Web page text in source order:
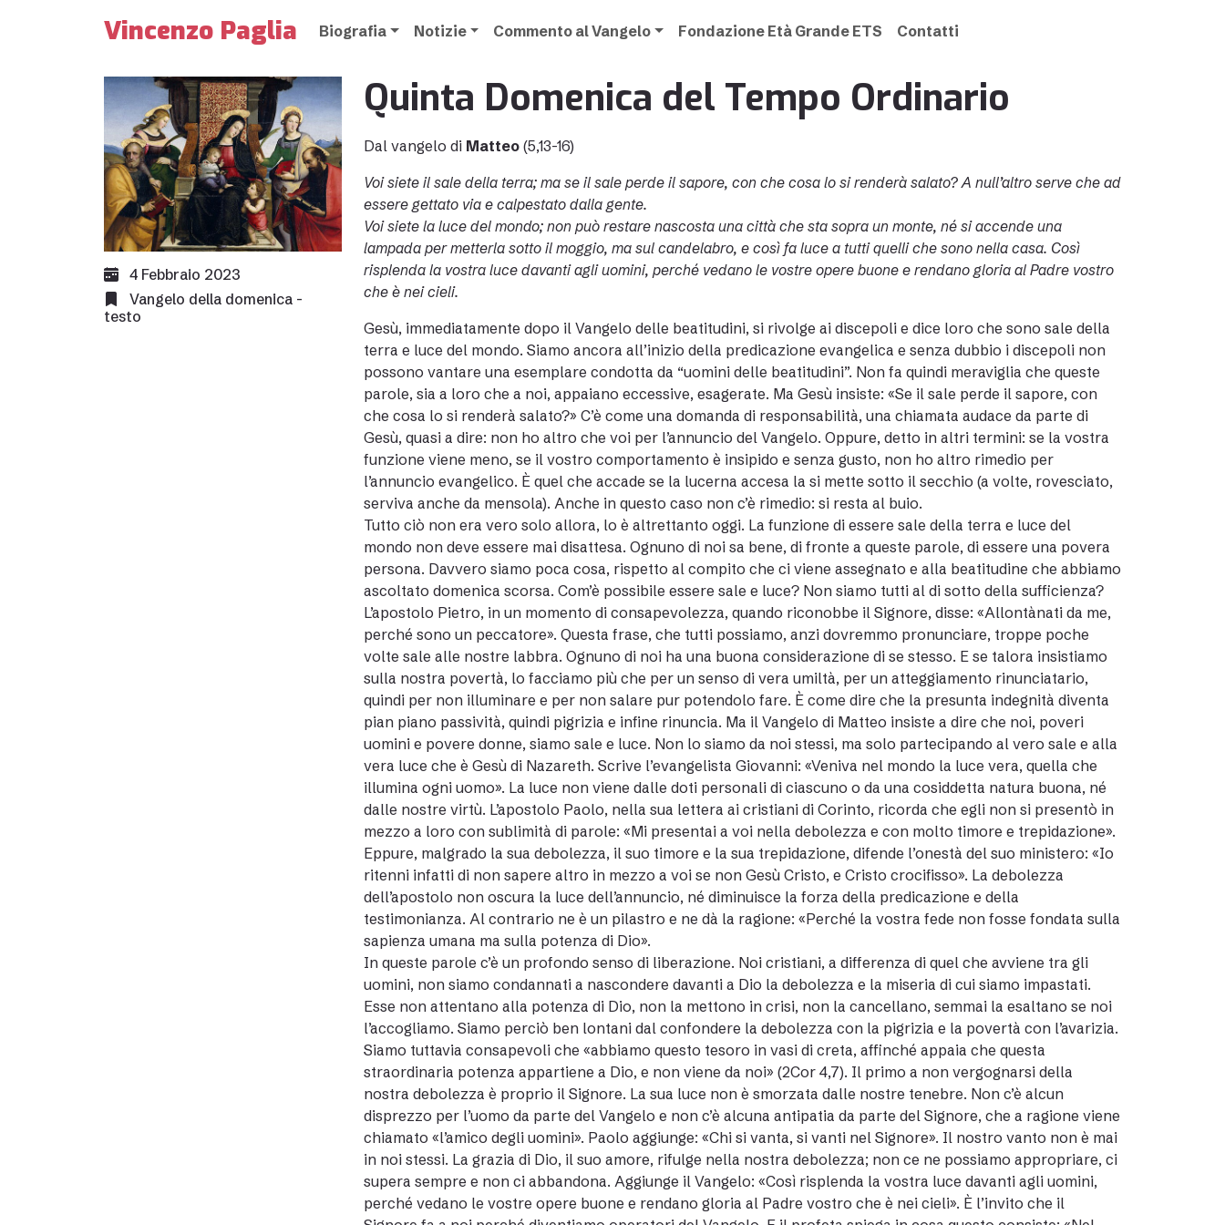
Vincenzo Paglia Biografia Notizie Commento al Vangelo Fondazione Età Grande ETS Contatti
4 Febbraio 2023
Vangelo della domenica -
testo
Quinta Domenica del Tempo Ordinario
Dal vangelo di Matteo (5,13-16)
Voi siete il sale della terra; ma se il sale perde il sapore, con che cosa lo si renderà salato? A null’altro serve che ad
essere gettato via e calpestato dalla gente.
Voi siete la luce del mondo; non può restare nascosta una città che sta sopra un monte, né si accende una
lampada per metterla sotto il moggio, ma sul candelabro, e così fa luce a tutti quelli che sono nella casa. Così
risplenda la vostra luce davanti agli uomini, perché vedano le vostre opere buone e rendano gloria al Padre vostro
che è nei cieli.
Gesù, immediatamente dopo il Vangelo delle beatitudini, si rivolge ai discepoli e dice loro che sono sale della
terra e luce del mondo. Siamo ancora all’inizio della predicazione evangelica e senza dubbio i discepoli non
possono vantare una esemplare condotta da “uomini delle beatitudini”. Non fa quindi meraviglia che queste
parole, sia a loro che a noi, appaiano eccessive, esagerate. Ma Gesù insiste: «Se il sale perde il sapore, con
che cosa lo si renderà salato?» C’è come una domanda di responsabilità, una chiamata audace da parte di
Gesù, quasi a dire: non ho altro che voi per l’annuncio del Vangelo. Oppure, detto in altri termini: se la vostra
funzione viene meno, se il vostro comportamento è insipido e senza gusto, non ho altro rimedio per
l’annuncio evangelico. È quel che accade se la lucerna accesa la si mette sotto il secchio (a volte, rovesciato,
serviva anche da mensola). Anche in questo caso non c’è rimedio: si resta al buio.
Tutto ciò non era vero solo allora, lo è altrettanto oggi. La funzione di essere sale della terra e luce del
mondo non deve essere mai disattesa. Ognuno di noi sa bene, di fronte a queste parole, di essere una povera
persona. Davvero siamo poca cosa, rispetto al compito che ci viene assegnato e alla beatitudine che abbiamo
ascoltato domenica scorsa. Com’è possibile essere sale e luce? Non siamo tutti al di sotto della sufficienza?
L’apostolo Pietro, in un momento di consapevolezza, quando riconobbe il Signore, disse: «Allontànati da me,
perché sono un peccatore». Questa frase, che tutti possiamo, anzi dovremmo pronunciare, troppe poche
volte sale alle nostre labbra. Ognuno di noi ha una buona considerazione di se stesso. E se talora insistiamo
sulla nostra povertà, lo facciamo più che per un senso di vera umiltà, per un atteggiamento rinunciatario,
quindi per non illuminare e per non salare pur potendolo fare. È come dire che la presunta indegnità diventa
pian piano passività, quindi pigrizia e infine rinuncia. Ma il Vangelo di Matteo insiste a dire che noi, poveri
uomini e povere donne, siamo sale e luce. Non lo siamo da noi stessi, ma solo partecipando al vero sale e alla
vera luce che è Gesù di Nazareth. Scrive l’evangelista Giovanni: «Veniva nel mondo la luce vera, quella che
illumina ogni uomo». La luce non viene dalle doti personali di ciascuno o da una cosiddetta natura buona, né
dalle nostre virtù. L’apostolo Paolo, nella sua lettera ai cristiani di Corinto, ricorda che egli non si presentò in
mezzo a loro con sublimità di parole: «Mi presentai a voi nella debolezza e con molto timore e trepidazione».
Eppure, malgrado la sua debolezza, il suo timore e la sua trepidazione, difende l’onestà del suo ministero: «Io
ritenni infatti di non sapere altro in mezzo a voi se non Gesù Cristo, e Cristo crocifisso». La debolezza
dell’apostolo non oscura la luce dell’annuncio, né diminuisce la forza della predicazione e della
testimonianza. Al contrario ne è un pilastro e ne dà la ragione: «Perché la vostra fede non fosse fondata sulla
sapienza umana ma sulla potenza di Dio».
In queste parole c’è un profondo senso di liberazione. Noi cristiani, a differenza di quel che avviene tra gli
uomini, non siamo condannati a nascondere davanti a Dio la debolezza e la miseria di cui siamo impastati.
Esse non attentano alla potenza di Dio, non la mettono in crisi, non la cancellano, semmai la esaltano se noi
l’accogliamo. Siamo perciò ben lontani dal confondere la debolezza con la pigrizia e la povertà con l’avarizia.
Siamo tuttavia consapevoli che «abbiamo questo tesoro in vasi di creta, affinché appaia che questa
straordinaria potenza appartiene a Dio, e non viene da noi» (2Cor 4,7). Il primo a non vergognarsi della
nostra debolezza è proprio il Signore. La sua luce non è smorzata dalle nostre tenebre. Non c’è alcun
disprezzo per l’uomo da parte del Vangelo e non c’è alcuna antipatia da parte del Signore, che a ragione viene
chiamato «l’amico degli uomini». Paolo aggiunge: «Chi si vanta, si vanti nel Signore». Il nostro vanto non è mai
in noi stessi. La grazia di Dio, il suo amore, rifulge nella nostra debolezza; non ce ne possiamo appropriare, ci
supera sempre e non ci abbandona. Aggiunge il Vangelo: «Così risplenda la vostra luce davanti agli uomini,
perché vedano le vostre opere buone e rendano gloria al Padre vostro che è nei cieli». È l’invito che il